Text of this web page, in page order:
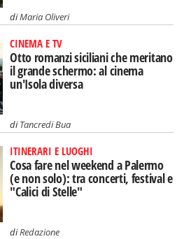
diMaria Oliveri
CINEMA E TV
Otto romanzi siciliani che meritano
il grande schermo: al cinema
un'Isola diversa
diTancredi Bua
ITINERARI E LUOGHI
Cosa fare nel weekend a Palermo
(e non solo): tra concerti, festival e
"Calici di Stelle"
diRedazione